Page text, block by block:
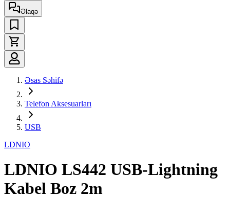
Əlaqə
Əsas Səhifə
Telefon Aksesuarları
USB
LDNIO
LDNIO LS442 USB-Lightning
Kabel Boz 2m